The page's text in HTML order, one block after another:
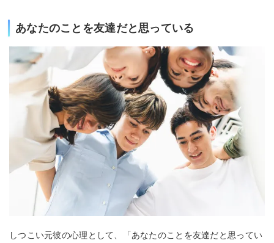
あなたのことを友達だと思っている
しつこい元彼の心理として、「あなたのことを友達だと思ってい